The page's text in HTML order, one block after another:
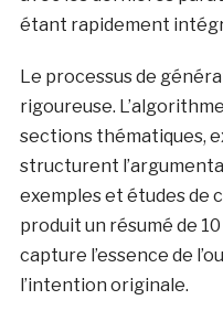
étant rapidement
Le processus de
rigoureuse.
sections thématiques,
structurent
exemples et études de
produit un résumé de
capture l’essence de
l’intention originale.